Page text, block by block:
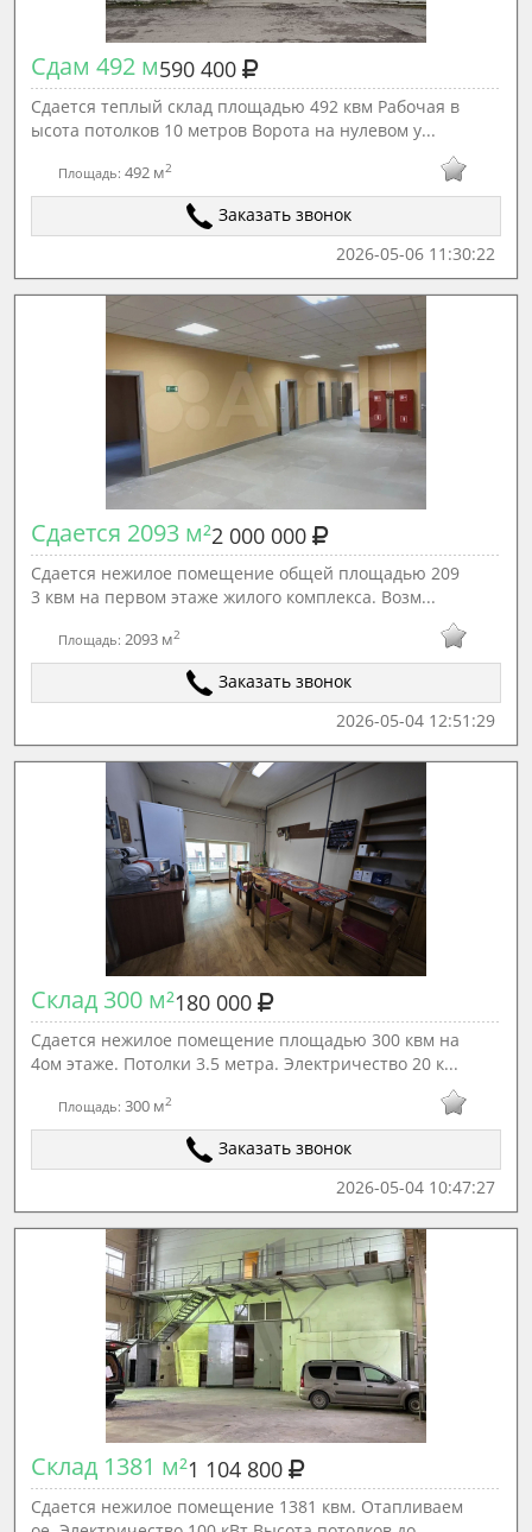
Сдам 492 м590 400
Сдается теплый склад площадью 492 квм Рабочая в
ысота потолков 10 метров Ворота на нулевом у...
Площадь:492 м2
Заказать звонок
2026-05-06 11:30:22
Сдается 2093 м²2 000 000
Сдается нежилое помещение общей площадью 209
3 квм на первом этаже жилого комплекса. Возм...
Площадь: 2093 м2
Заказать звонок
2026-05-04 12:51:29
Склад 300 м²180 000
Сдается нежилое помещение площадью 300 квм на
4ом этаже. Потолки 3.5 метра. Электричество 20 к...
Площадь:300 м2
Заказать звонок
2026-05-04 10:47:27
Склад 1381 м²1 104 800
Сдается нежилое помещение 1381 квм. Отапливаем